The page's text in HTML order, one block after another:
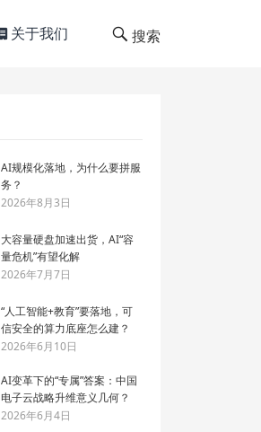
关于我们 搜索
AI规模化落地，为什么要拼服
务？
2026年8月3日
大容量硬盘加速出货，AI“容
量危机”有望化解
2026年7月7日
“人工智能+教育”要落地，可
信安全的算力底座怎么建？
2026年6月10日
AI变革下的“专属”答案：中国
电子云战略升维意义几何？
2026年6月4日